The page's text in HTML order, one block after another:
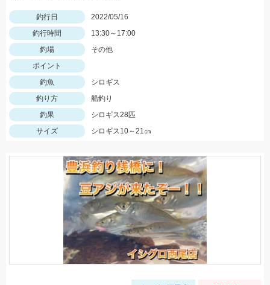
釣行日
2022/05/16
釣行時間
13:30～17:00
釣場
その他
ポイント
釣魚
シロギス
釣り方
船釣り
釣果
シロギス28匹
サイズ
シロギス10～21㎝